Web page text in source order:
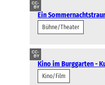
CC-
BY
Ein
Bühne/Theater
CC-
BY
Kino im Burggarten -
Kino/Film